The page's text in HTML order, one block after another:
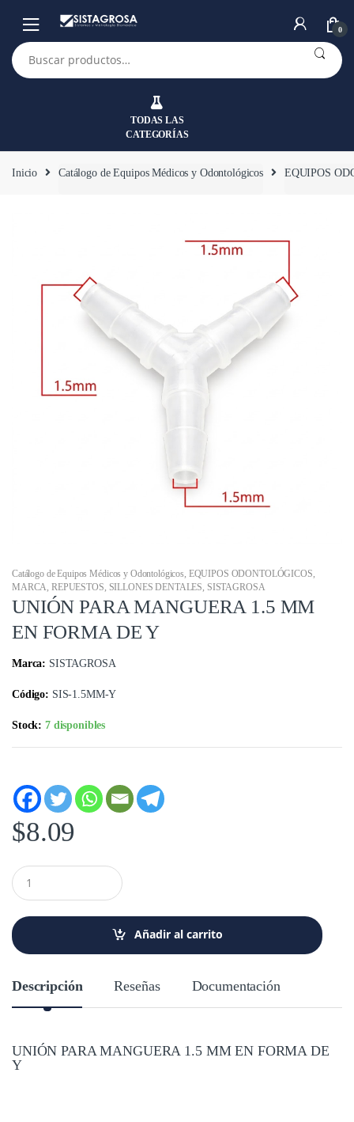
navegación
contenido
0
Buscar
por:
TODAS LAS
CATEGORÍAS
Inicio Catálogo de Equipos Médicos y Odontológicos EQUIPOS
Catálogo de Equipos Médicos y Odontológicos, EQUIPOS ODONTOLÓGICOS,
MARCA,REPUESTOS, SILLONES DENTALES, SISTAGROSA
UNIÓN PARA MANGUERA 1.5 MM
EN FORMA DE Y
Marca: SISTAGROSA
Código: SIS-1.5MM-Y
Stock:7 disponibles
$8.09
C
a
i
d
Añadir al carrito
Descripción Reseñas Documentación
UNIÓN PARA MANGUERA 1.5 MM EN FORMA DE
Y